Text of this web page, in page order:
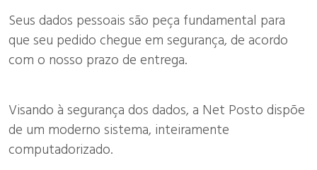
Seus dados pessoais são peça fundamental para
que seu pedido chegue em segurança, de acordo
com o nosso prazo de entrega.
Visando à segurança dos dados, a Net Posto dispõe
de um moderno sistema, inteiramente
computadorizado.